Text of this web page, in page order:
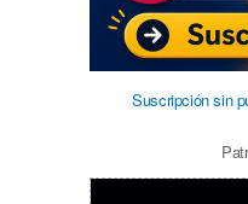
Suscripción sin